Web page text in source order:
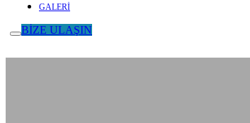
GALERİ
BİZE ULAŞIN